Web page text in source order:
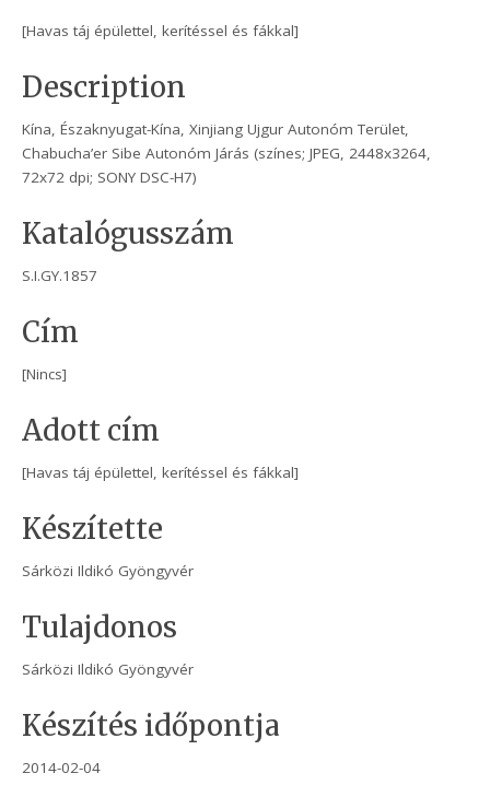
[Havas táj épülettel, kerítéssel és fákkal]
Description
Kína, Északnyugat-Kína, Xinjiang Ujgur Autonóm Terület,
Chabucha’er Sibe Autonóm Járás (színes; JPEG, 2448x3264,
72x72 dpi; SONY DSC-H7)
Katalógusszám
S.I.GY.1857
Cím
[Nincs]
Adott cím
[Havas táj épülettel, kerítéssel és fákkal]
Készítette
Sárközi Ildikó Gyöngyvér
Tulajdonos
Sárközi Ildikó Gyöngyvér
Készítés időpontja
2014-02-04